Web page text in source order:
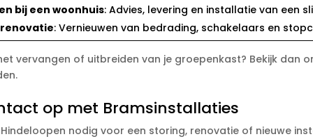
bij een woonhuis: Advies, levering en installatie van een
: Vernieuwen van bedrading, schakelaars en
vervangen of uitbreiden van je groepenkast? Bekijk dan
op met Bramsinstallaties
Hindeloopen nodig voor een storing, renovatie of nieuwe